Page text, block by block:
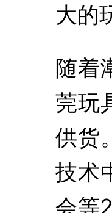
大的
随着
莞玩
供货
技术
会等